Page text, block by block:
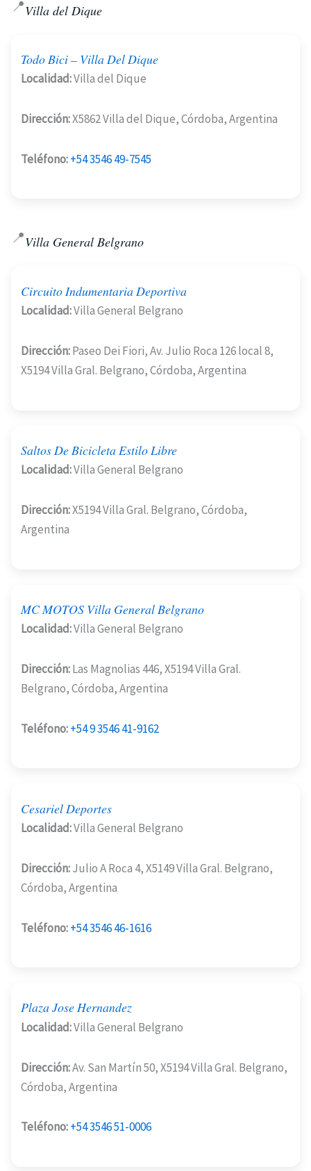
📍Villa del Dique
Todo Bici – Villa Del Dique
Localidad:Villa del Dique
Dirección:X5862 Villa del Dique, Córdoba, Argentina
Teléfono:+54 3546 49-7545
📍Villa General Belgrano
Circuito Indumentaria Deportiva
Localidad:Villa General Belgrano
Dirección:Paseo Dei Fiori, Av. Julio Roca 126 local 8,
X5194 Villa Gral. Belgrano, Córdoba, Argentina
Saltos De Bicicleta Estilo Libre
Localidad:Villa General Belgrano
Dirección:X5194 Villa Gral. Belgrano, Córdoba,
Argentina
MC MOTOS Villa General Belgrano
Localidad:Villa General Belgrano
Dirección:Las Magnolias 446, X5194 Villa Gral.
Belgrano, Córdoba, Argentina
Teléfono:+54 9 3546 41-9162
Cesariel Deportes
Localidad:Villa General Belgrano
Dirección:Julio A Roca 4, X5149 Villa Gral. Belgrano,
Córdoba, Argentina
Teléfono:+54 3546 46-1616
Plaza Jose Hernandez
Localidad:Villa General Belgrano
Dirección:Av. San Martín 50, X5194 Villa Gral. Belgrano,
Córdoba, Argentina
Teléfono:+54 3546 51-0006